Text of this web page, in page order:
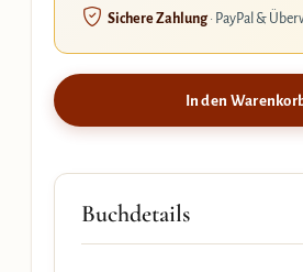
Sichere Zahlung· PayPal &
In den
Buchdetails